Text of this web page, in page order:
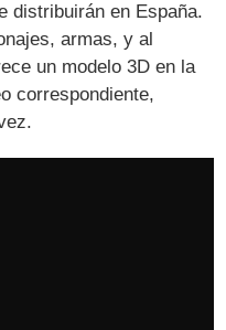
distribuirán en España.
armas, y al
un modelo 3D en la
correspondiente,